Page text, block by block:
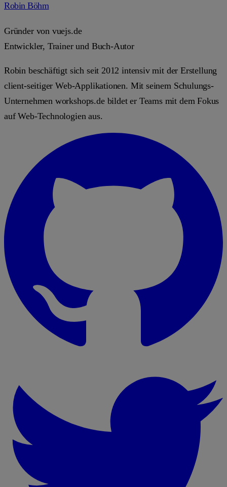
Robin Böhm
Gründer von vuejs.de
Entwickler, Trainer und Buch-Autor
Robin beschäftigt sich seit 2012 intensiv mit der Erstellung
client-seitiger Web-Applikationen. Mit seinem Schulungs-
Unternehmen workshops.de bildet er Teams mit dem Fokus
auf Web-Technologien aus.